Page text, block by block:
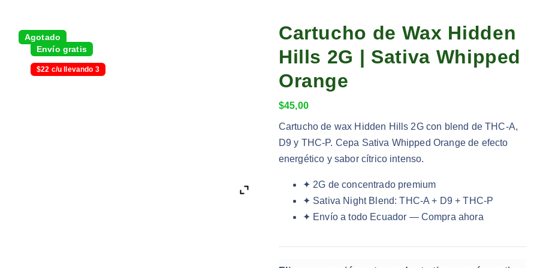
Envío gratis
Agotado
$22 c/u llevando 3
Cartucho de Wax Hidden
Hills 2G | Sativa Whipped
Orange
$45,00
Cartucho de wax Hidden Hills 2G con blend de THC-A,
D9 y THC-P. Cepa Sativa Whipped Orange de efecto
energético y sabor cítrico intenso.
✦ 2G de concentrado premium
✦ Sativa Night Blend: THC-A + D9 + THC-P
✦ Envío a todo Ecuador — Compra ahora